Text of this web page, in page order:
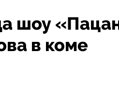
шоу
в коме